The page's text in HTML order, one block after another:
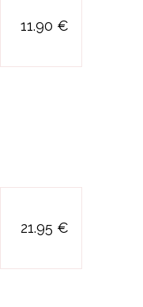
11.90 €
21.95 €